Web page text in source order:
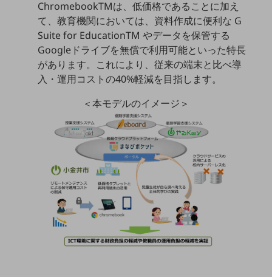
通信モジュール製品
IOT完了済みメーカーブランド製品
ドコモBiz データ無制限 ドコモ MAX ドコモ mini ドコモBiz かけ放題
ケータイプラン
IoT向け回線料金
home5Gプラン
モバイルサービス
ChromebookTMは、低価格であることに加え
て、教育機関においては、資料作成に便利な G
Suite for EducationTM やデータを保管する
Googleドライブを無償で利用可能といった特長
があります。これにより、従来の端末と比べ導
入・運用コストの40%軽減を目指します。
＜本モデルのイメージ＞